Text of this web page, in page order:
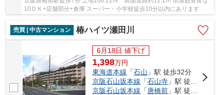
10ＤＫ+店舗部分+倉庫 スーパー・小学校徒歩10分以内にあります
売買 | 中古マンション 椿ハイツ瀬田川
6月18日 値下げ
1,398万円
東海道本線 「石山 」駅 徒歩32分
京阪石山坂本線 「石山寺 」駅 徒歩29分
京阪石山坂本線 「 唐橋前 」駅 徒歩22分